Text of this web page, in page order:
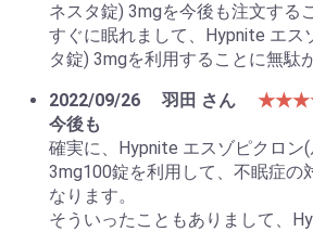
ネスタ錠) 3mgを今後も注文する
すぐに眠れまして、Hypnite エス
タ錠) 3mgを利用することに無駄
2022/09/26
羽田 さん
今後も
確実に、Hypnite エスゾピクロン
3mg100錠を利用して、不眠症の
なります。
そういったこともありまして、